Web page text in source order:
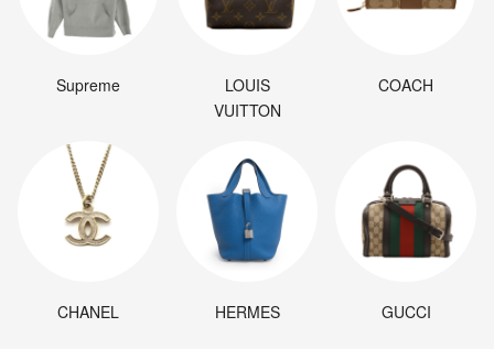
Supreme
LOUIS
VUITTON
COACH
CHANEL HERMES GUCCI